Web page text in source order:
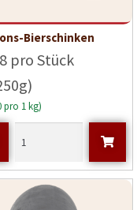
Bierschinken
pro Stück
pro 1 kg)